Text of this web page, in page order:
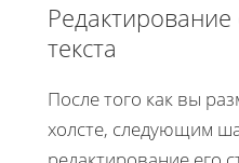
текста
После того как вы
холсте, следующим